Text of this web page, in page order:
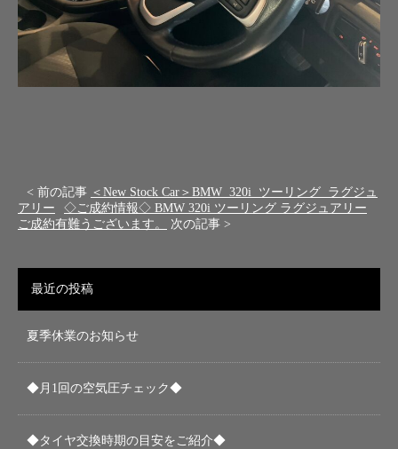
< 前の記事 ＜New Stock Car＞BMW 320i ツーリング ラグジュ
アリー
◇ご成約情報◇ BMW 320i ツーリング ラグジュアリー
ご成約有難うございます。
次の記事 >
最近の投稿
夏季休業のお知らせ
◆月1回の空気圧チェック◆
◆タイヤ交換時期の目安をご紹介◆